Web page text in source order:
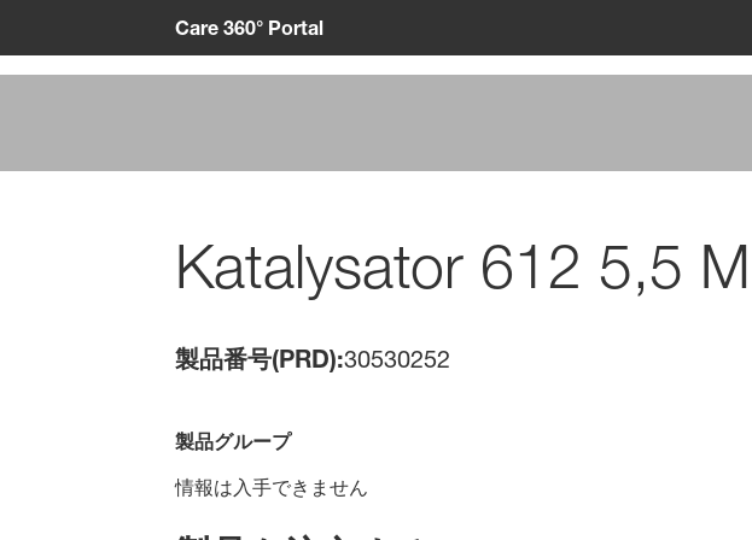
Care 360° Portal
Katalysator 612 5,5
製品番号(PRD):30530252
製品グループ
情報は入手できません